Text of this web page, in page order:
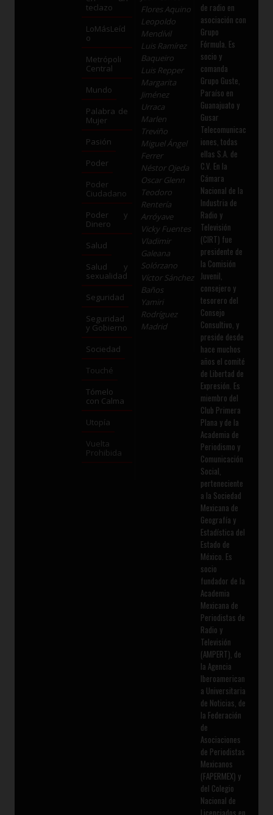
teclazo
LoMásLeíd
o
Metrópoli
Central
Mundo
Palabra de
Mujer
Pasión
Poder
Poder
Ciudadano
Poder y
Dinero
Salud
Salud y
sexualidad
Seguridad
Seguridad
y Gobierno
Sociedad
Touché
Tómelo
con Calma
Utopía
Vuelta
Prohibida
Flores Aquino
Leopoldo
Mendívil
Luis Ramírez
Baqueiro
Luis Repper
Margarita
Jiménez
Urraca
Marlen
Treviño
Miguel Ángel
Ferrer
Néstor Ojeda
Oscar Glenn
Teodoro
Rentería
Arróyave
Vicky Fuentes
Vladimir
Galeana
Solórzano
Víctor Sánchez
Baños
Yamiri
Rodríguez
Madrid
de radio en
asociación con
Grupo
Fórmula. Es
socio y
comanda
Grupo Guste,
Paraíso en
Guanajuato y
Gusar
Telecomunicac
iones, todas
ellas S.A. de
C.V. En la
Cámara
Nacional de la
Industria de
Radio y
Televisión
(CIRT) fue
presidente de
la Comisión
Juvenil,
consejero y
tesorero del
Consejo
Consultivo, y
preside desde
hace muchos
años el comité
de Libertad de
Expresión. Es
miembro del
Club Primera
Plana y de la
Academia de
Periodismo y
Comunicación
Social,
perteneciente
a la Sociedad
Mexicana de
Geografía y
Estadística del
Estado de
México. Es
socio
fundador de la
Academia
Mexicana de
Periodistas de
Radio y
Televisión
(AMPERT), de
la Agencia
Iberoamerican
a Universitaria
de Noticias, de
la Federación
de
Asociaciones
de Periodistas
Mexicanos
(FAPERMEX) y
del Colegio
Nacional de
Licenciados en